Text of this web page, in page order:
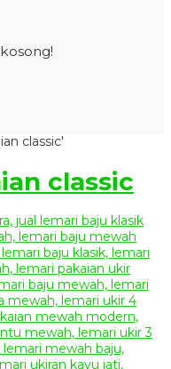
classic'
classic